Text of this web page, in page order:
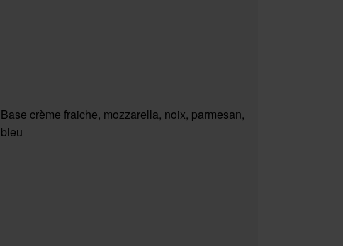
Base crème fraiche, mozzarella, noix, parmesan,
bleu